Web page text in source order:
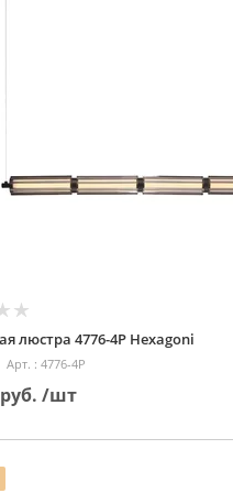
Подвесная люстра 4776-4P Hexagoni
Арт. : 4776-4P
руб. /шт